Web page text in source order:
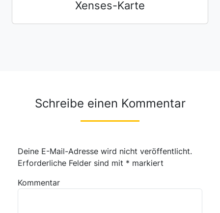
Xenses-Karte
Schreibe einen Kommentar
Deine E-Mail-Adresse wird nicht veröffentlicht.
Erforderliche Felder sind mit * markiert
Kommentar